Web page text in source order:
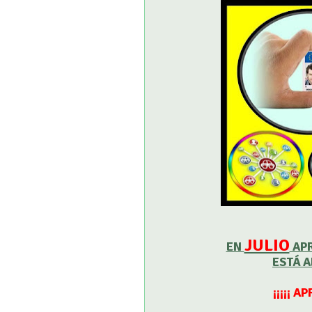
EN JULIO
ESTÁ
¡¡¡¡¡